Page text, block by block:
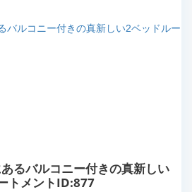
るバルコニー付きの真新しい
トメントID:877